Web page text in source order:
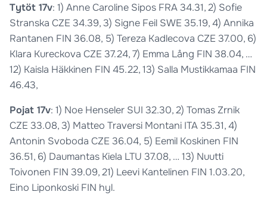
Tytöt 17v: 1) Anne Caroline Sipos FRA 34.31, 2) Sofie
Stranska CZE 34.39, 3) Signe Feil SWE 35.19, 4) Annika
Rantanen FIN 36.08, 5) Tereza Kadlecova CZE 37.00, 6)
Klara Kureckova CZE 37.24, 7) Emma Lång FIN 38.04, …
12) Kaisla Häkkinen FIN 45.22, 13) Salla Mustikkamaa FIN
46.43,
Pojat 17v: 1) Noe Henseler SUI 32.30, 2) Tomas Zrnik
CZE 33.08, 3) Matteo Traversi Montani ITA 35.31, 4)
Antonin Svoboda CZE 36.04, 5) Eemil Koskinen FIN
36.51, 6) Daumantas Kiela LTU 37.08, … 13) Nuutti
Toivonen FIN 39.09, 21) Leevi Kantelinen FIN 1.03.20,
Eino Liponkoski FIN hyl.